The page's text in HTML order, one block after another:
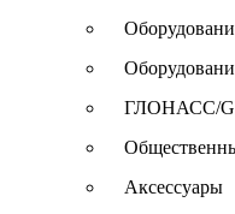
ГЛОНАСС/
Аксессуары